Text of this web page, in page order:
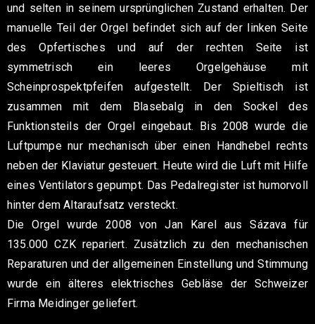
und selten in seinem ursprünglichen Zustand erhalten. Der
manuelle Teil der Orgel befindet sich auf der linken Seite
des Opfertisches und auf der rechten Seite ist
symmetrisch ein leeres Orgelgehäuse mit
Scheinprospektpfeifen aufgestellt. Der Spieltisch ist
zusammen mit dem Blasebalg in den Sockel des
Funktionsteils der Orgel eingebaut. Bis 2008 wurde die
Luftpumpe nur mechanisch über einen Handhebel rechts
neben der Klaviatur gesteuert. Heute wird die Luft mit Hilfe
eines Ventilators gepumpt. Das Pedalregister ist humorvoll
hinter dem Altaraufsatz versteckt.
Die Orgel wurde 2008 von Jan Karel aus Sázava für
135.000 CZK repariert. Zusätzlich zu den mechanischen
Reparaturen und der allgemeinen Einstellung und Stimmung
wurde ein älteres elektrisches Gebläse der Schweizer
Firma Meidinger geliefert.